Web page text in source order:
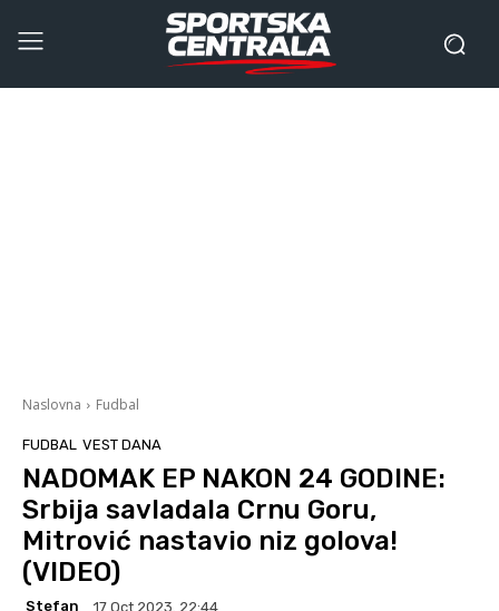
Naslovna Fudbal
FUDBAL VEST DANA
NADOMAK EP NAKON 24 GODINE:
Srbija savladala Crnu Goru,
Mitrović nastavio niz golova!
(VIDEO)
Stefan 17 Oct 2023. 22:44